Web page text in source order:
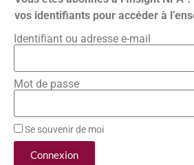
vos identifiants pour accéder à
Identifiant ou adresse e-mail
Mot de passe
Se souvenir de moi
Connexion